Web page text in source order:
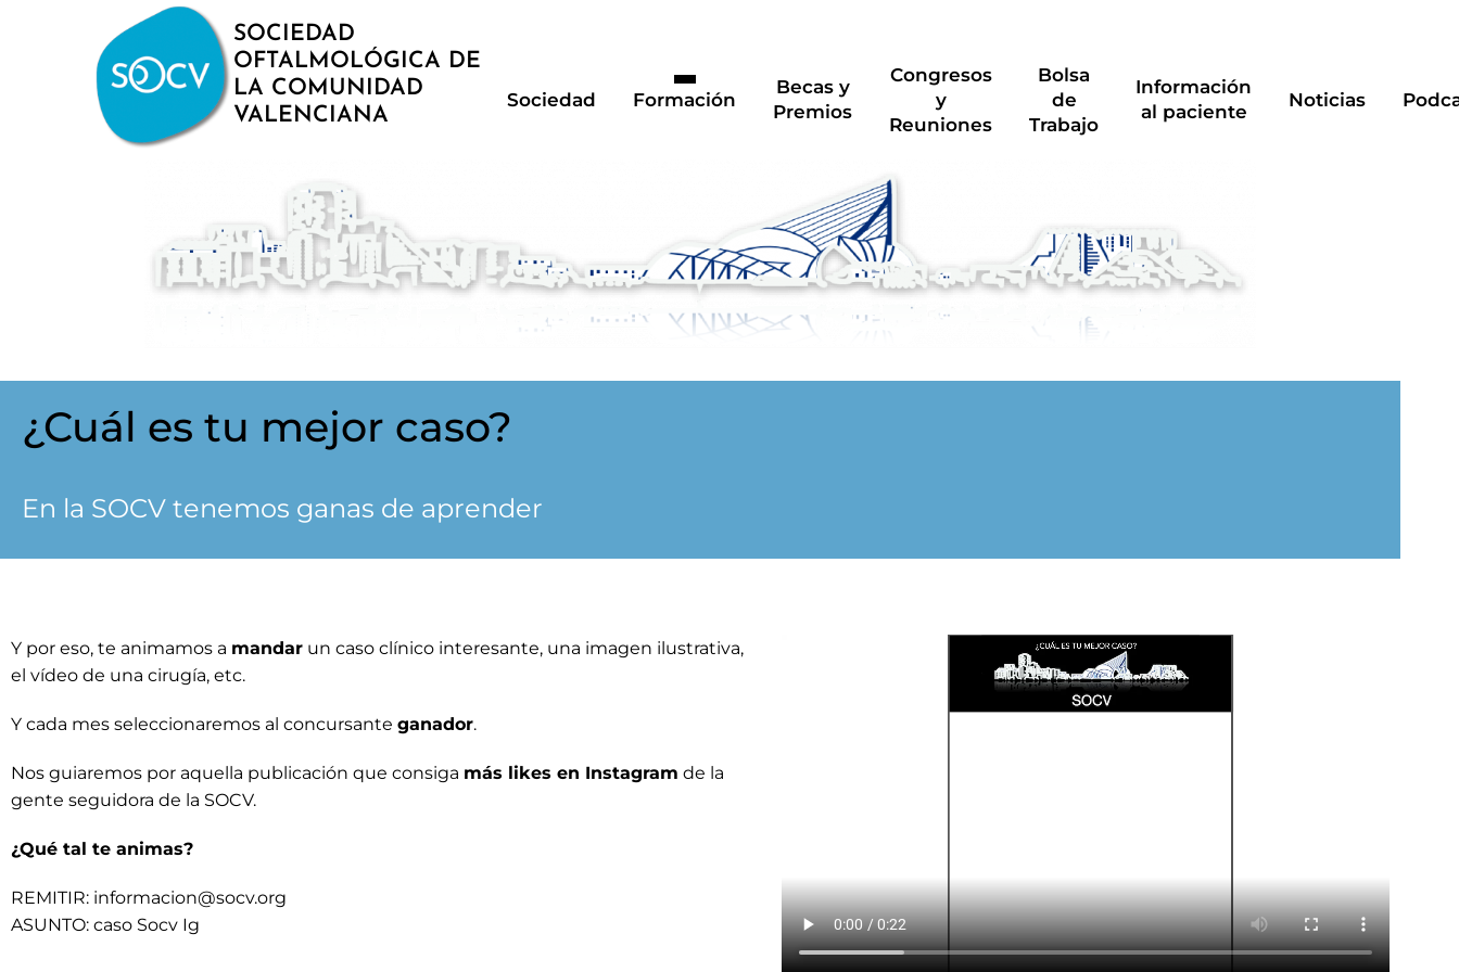
SOCIEDAD
OFTALMOLÓGICA DE
LA COMUNIDAD
VALENCIANA
Sociedad Formación
Becas y
Premios
Congresos
y
Reuniones
Bolsa
de
Trabajo
Información
al paciente
Noticias
¿Cuál es tu mejor caso?
En la SOCV tenemos ganas de aprender
Y por eso, te animamos a mandar un caso clínico interesante, una imagen ilustrativa,
el vídeo de una cirugía, etc.
Y cada mes seleccionaremos al concursante ganador.
Nos guiaremos por aquella publicación que consiga más likes en Instagram de la
gente seguidora de la SOCV.
¿Qué tal te animas?
REMITIR: informacion@socv.org
ASUNTO: caso Socv Ig